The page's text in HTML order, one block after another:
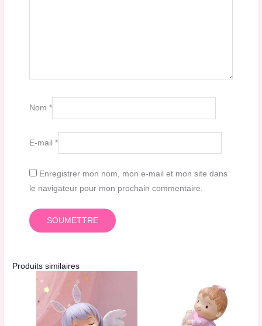
Nom*
E-mail*
Enregistrer mon nom, mon e-mail et mon site dans
le navigateur pour mon prochain commentaire.
Produits similaires